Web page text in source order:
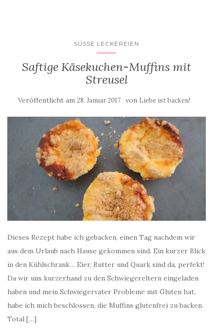
SÜSSE LECKEREIEN
Saftige Käsekuchen-Muffins mit
Streusel
Veröffentlicht am 28. Januar 2017 von Liebe ist backen!
Dieses Rezept habe ich gebacken, einen Tag nachdem wir
aus dem Urlaub nach Hause gekommen sind. Ein kurzer Blick
in den Kühlschrank… Eier, Butter und Quark sind da, perfekt!
Da wir uns kurzerhand zu den Schwiegereltern eingeladen
haben und mein Schwiegervater Probleme mit Gluten hat,
habe ich mich beschlossen, die Muffins glutenfrei zu backen.
Total […]